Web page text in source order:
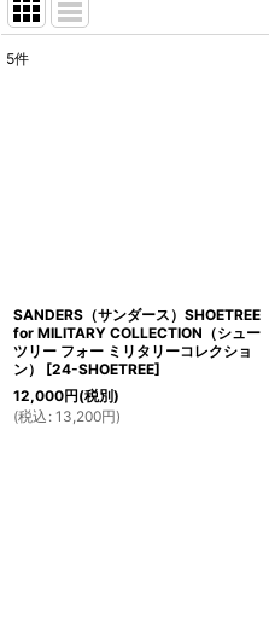
5件
SANDERS（サンダース）SHOETREE
for MILITARY COLLECTION（シュー
ツリー フォー ミリタリーコレクショ
ン）
[24-SHOETREE]
12,000円(税別)
(税込 : 13,200円)